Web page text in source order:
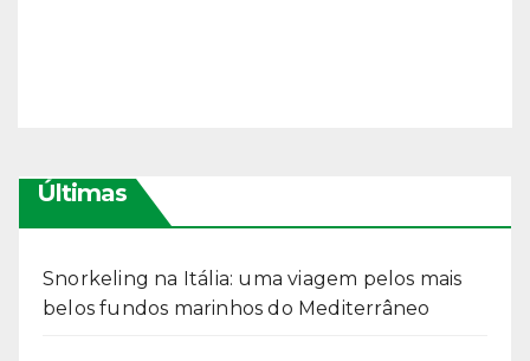
Últimas
Snorkeling na Itália: uma viagem pelos mais
belos fundos marinhos do Mediterrâneo